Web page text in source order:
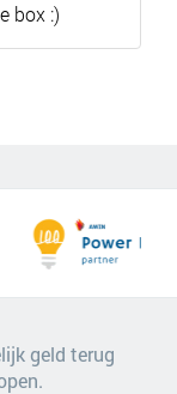
box :)
geld terug